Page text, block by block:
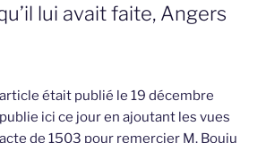
lui avait faite, Angers
était publié le 19 décembre
ici ce jour en ajoutant les vues
de 1503 pour remercier M. Bouju